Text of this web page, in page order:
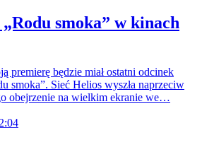
„Rodu smoka” w kinach
premierę będzie miał ostatni odcinek
smoka”. Sieć Helios wyszła naprzeciw
obejrzenie na wielkim ekranie we…